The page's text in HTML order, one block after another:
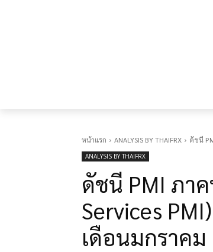
หน้าแรก ANALYSIS BY THAIFRX ดัชนี
ANALYSIS BY THAIFRX
ดัชนี PMI ภา
Services
เดือนมกราค